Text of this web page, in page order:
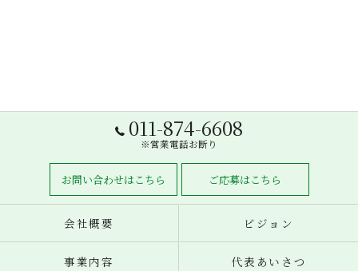
011-874-6608
※営業電話お断り
お問い合わせはこちら ご応募はこちら
会社概要 ビジョン
事業内容 代表あいさつ